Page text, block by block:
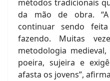
métodos tradicionais
da mão de obra.
continuar sendo
fazendo. Muitas
metodologia
poeira, sujeira e
afasta os jovens”,